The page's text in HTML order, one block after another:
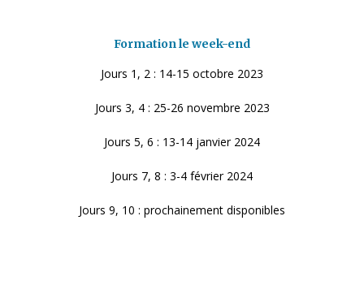
Formation le week-end
Jours 1, 2 : 14-15 octobre 2023
Jours 3, 4 : 25-26 novembre 2023
Jours 5, 6 : 13-14 janvier 2024
Jours 7, 8 : 3-4 février 2024
Jours 9, 10 : prochainement disponibles